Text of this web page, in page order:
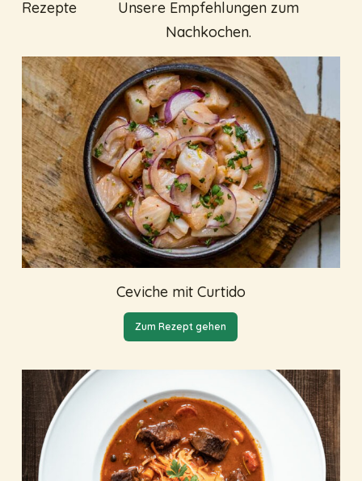
Rezepte
Unsere Empfehlungen zum
Nachkochen.
Ceviche mit Curtido
Zum Rezept gehen